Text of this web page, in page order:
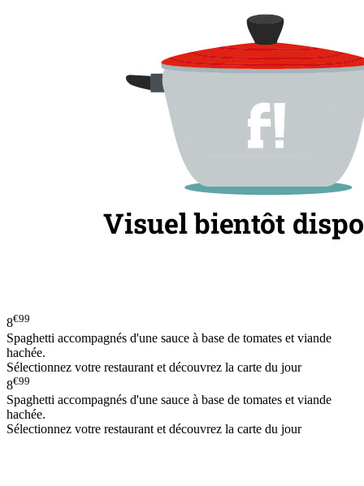
8€99
Spaghetti accompagnés d'une sauce à base de tomates et viande
hachée.
Sélectionnez votre restaurant et découvrez la carte du jour
8€99
Spaghetti accompagnés d'une sauce à base de tomates et viande
hachée.
Sélectionnez votre restaurant et découvrez la carte du jour